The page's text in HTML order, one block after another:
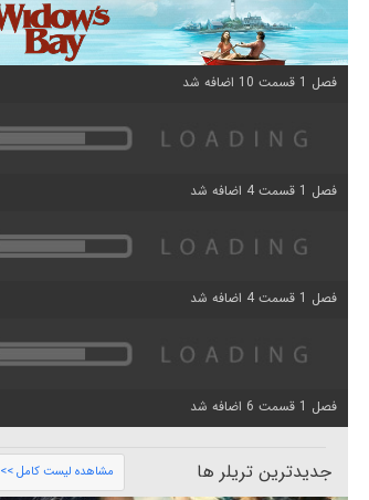
فصل 1 قسمت 10 اضافه شد
فصل 1 قسمت 4 اضافه شد
فصل 1 قسمت 4 اضافه شد
فصل 1 قسمت 6 اضافه شد
جدیدترین تریلر ها مشاهده لیست کامل >>